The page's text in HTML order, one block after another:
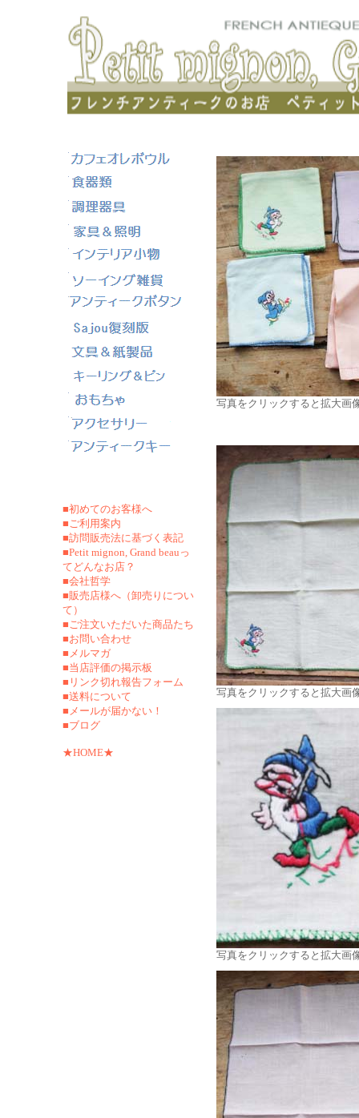
■初めてのお客様へ
■ご利用案内
■訪問販売法に基づく表記
■Petit mignon, Grand beauっ
てどんなお店？
■会社哲学
■販売店様へ（卸売りについ
て）
■ご注文いただいた商品たち
■お問い合わせ
■メルマガ
■当店評価の掲示板
■リンク切れ報告フォーム
■送料について
■メールが届かない！
■ブログ
★HOME★
写真をクリックすると拡大画
写真をクリックすると拡大画
写真をクリックすると拡大画